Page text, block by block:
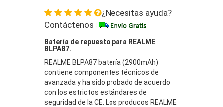
¿Necesitas ayuda?
Contáctenos
Batería de repuesto para REALME
BLPA87.
REALME BLPA87 batería (2900mAh)
contiene componentes técnicos de
avanzada y ha sido probado de acuerdo
con los estrictos estándares de
seguridad de la CE. Los producos REALME